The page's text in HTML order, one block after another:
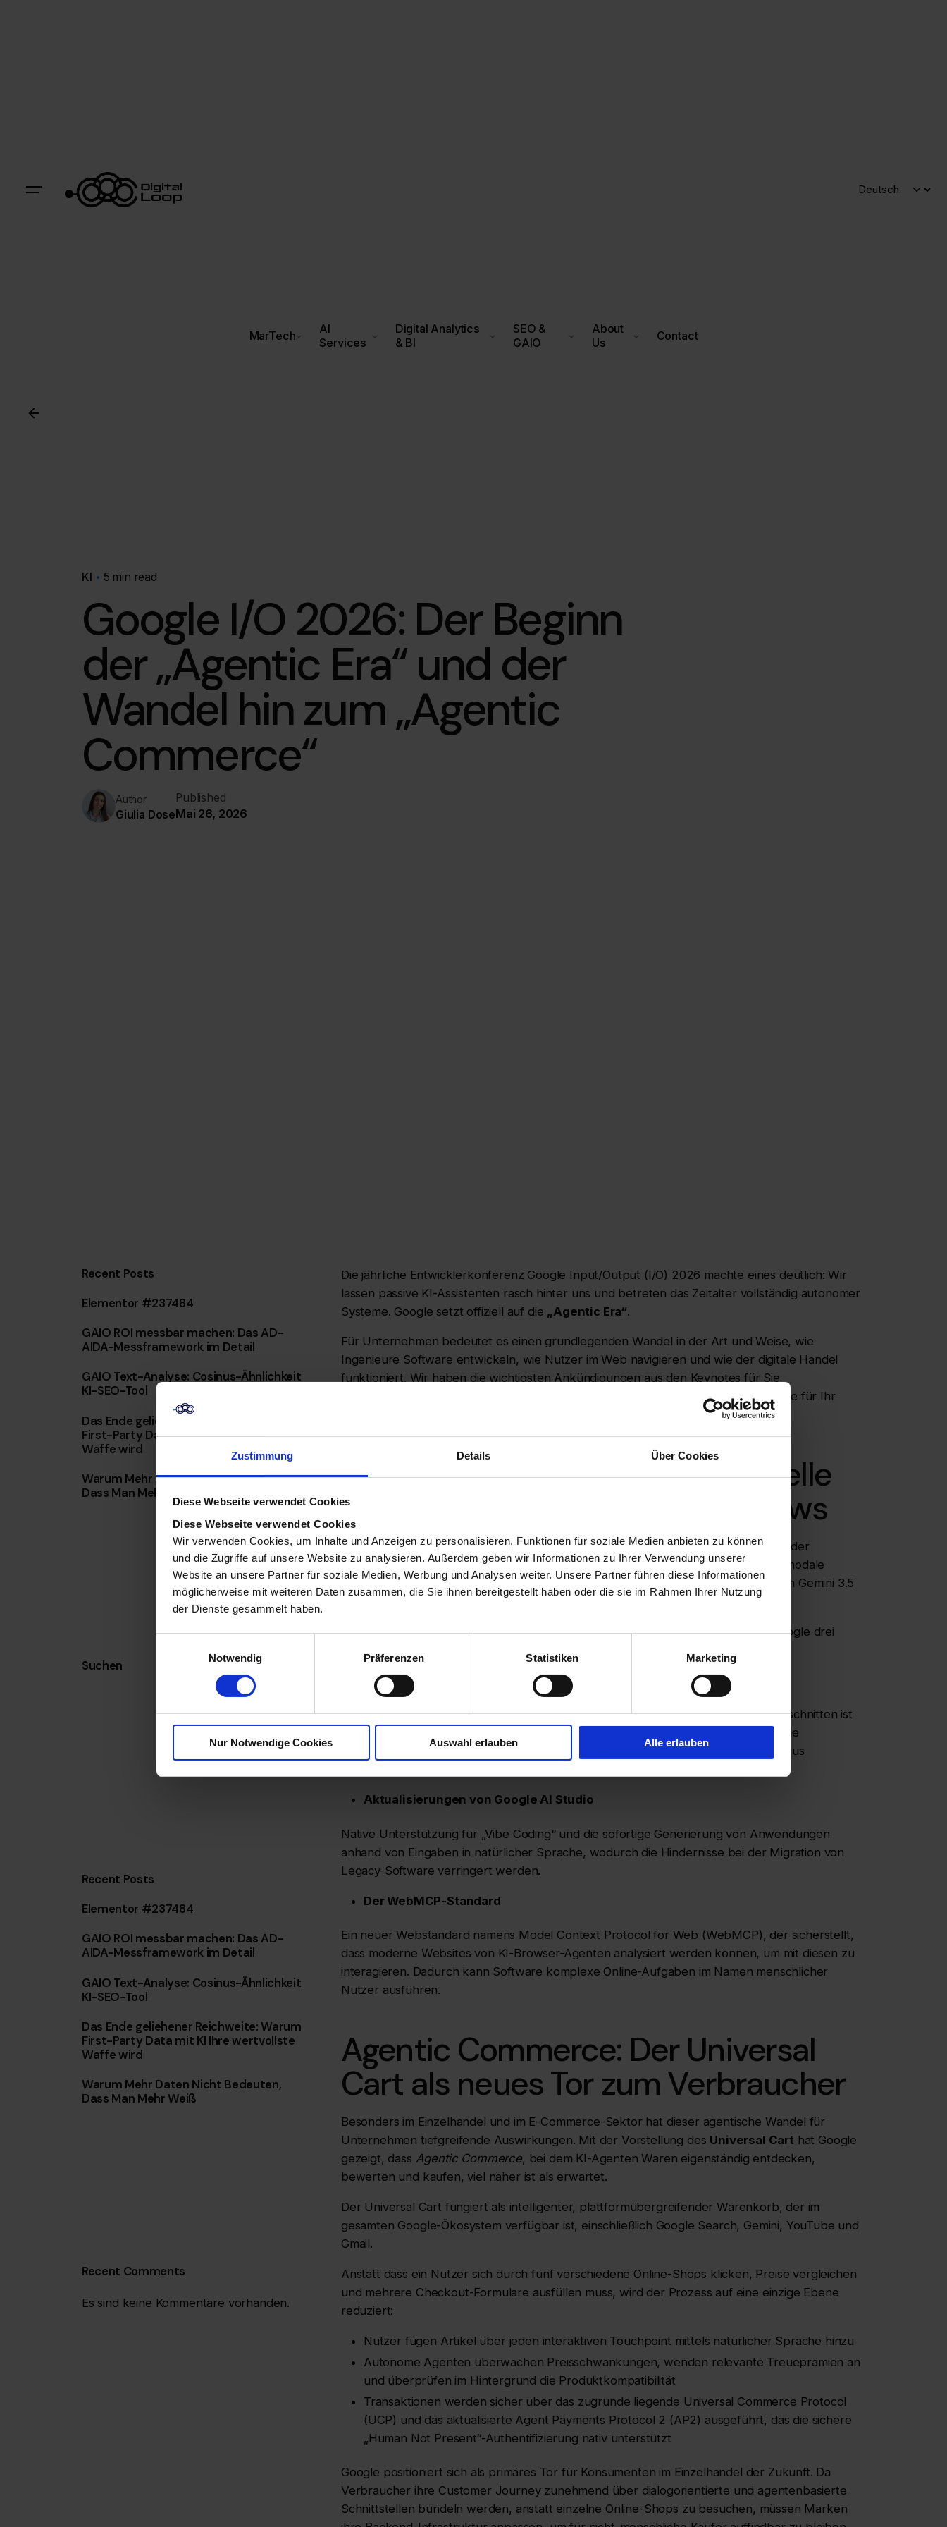
Zustimmung Details Über Cookies
Diese Webseite verwendet Cookies
Diese Webseite verwendet Cookies
Wir verwenden Cookies, um Inhalte und Anzeigen zu personalisieren, Funktionen für soziale Medien anbieten zu können
und die Zugriffe auf unsere Website zu analysieren. Außerdem geben wir Informationen zu Ihrer Verwendung unserer
Website an unsere Partner für soziale Medien, Werbung und Analysen weiter. Unsere Partner führen diese Informationen
möglicherweise mit weiteren Daten zusammen, die Sie ihnen bereitgestellt haben oder die sie im Rahmen Ihrer Nutzung
der Dienste gesammelt haben.
g
w
h
Notwendig Präferenzen Statistiken Marketing
Nur Notwendige Cookies Auswahl erlauben Alle erlauben
MarTech
AI
Services
Digital Analytics
& BI
SEO &
GAIO
About
Us
Contact
KI 5 min read
Google I/O 2026: Der Beginn
der „Agentic Era“ und der
Wandel hin zum „Agentic
Commerce“
Author
Giulia Dose
Published
Mai 26, 2026
Recent Posts
Elementor #237484
GAIO ROI messbar machen: Das AD-
AIDA-Messframework im Detail
GAIO Text-Analyse: Cosinus-Ähnlichkeit
KI-SEO-Tool
Das Ende geliehener Reichweite: Warum
First-Party Data mit KI Ihre wertvollste
Waffe wird
Warum Mehr Daten Nicht Bedeuten,
Dass Man Mehr Weiß
Suchen
Suchen
Recent Posts
Elementor #237484
GAIO ROI messbar machen: Das AD-
AIDA-Messframework im Detail
GAIO Text-Analyse: Cosinus-Ähnlichkeit
KI-SEO-Tool
Das Ende geliehener Reichweite: Warum
First-Party Data mit KI Ihre wertvollste
Waffe wird
Warum Mehr Daten Nicht Bedeuten,
Dass Man Mehr Weiß
Recent Comments
Es sind keine Kommentare vorhanden.
Die jährliche Entwicklerkonferenz Google Input/Output (I/O) 2026 machte eines deutlich: Wir
lassen passive KI-Assistenten rasch hinter uns und betreten das Zeitalter vollständig autonomer
Systeme. Google setzt offiziell auf die „Agentic Era“.
Für Unternehmen bedeutet es einen grundlegenden Wandel in der Art und Weise, wie
Ingenieure Software entwickeln, wie Nutzer im Web navigieren und wie der digitale Handel
funktioniert. Wir haben die wichtigsten Ankündigungen aus den Keynotes für Sie
zusammengefasst, damit Sie besser verstehen, was diese technologischen Sprünge für Ihr
Die technische Grundlage: Modelle
und Tools für autonome Workflows
Im Mittelpunkt der technischen Neuerungen von Google stehen die Einführungen der
ModellfamilienGemini OmniundGemini 3.5. Während Gemini Omni für das multimodale
Schlussfolgern bei Text-, Audio- und Videoeingaben zuständig ist, konzentriert sich Gemini 3.5
auf komplexe, mehrstufige autonome Workflows.
Zur Entwicklung von Agenten und der für sie erforderlichen Infrastruktur, hat Google drei
Google Antigravity 2.0
Eine spezielle Desktop-Anwendung, die auf die Orchestrierung von Agenten zugeschnitten ist
und es Entwicklungsteams ermöglicht, maßgeschneiderte KI-Agenten über einfache
Markdown-Dateien direkt in CI/CD-Pipelines (Continuous Integration und Continuous
Aktualisierungen von Google AI Studio
Native Unterstützung für „Vibe Coding“ und die sofortige Generierung von Anwendungen
anhand von Eingaben in natürlicher Sprache, wodurch die Hindernisse bei der Migration von
Legacy-Software verringert werden.
Der WebMCP-Standard
Ein neuer Webstandard namens Model Context Protocol for Web (WebMCP), der sicherstellt,
dass moderne Websites von KI-Browser-Agenten analysiert werden können, um mit diesen zu
interagieren. Dadurch kann Software komplexe Online-Aufgaben im Namen menschlicher
Nutzer ausführen.
Agentic Commerce: Der Universal
Cart als neues Tor zum Verbraucher
Besonders im Einzelhandel und im E-Commerce-Sektor hat dieser agentische Wandel für
Unternehmen tiefgreifende Auswirkungen. Mit der Vorstellung des Universal Cart hat Google
gezeigt, dass Agentic Commerce, bei dem KI-Agenten Waren eigenständig entdecken,
bewerten und kaufen, viel näher ist als erwartet.
Der Universal Cart fungiert als intelligenter, plattformübergreifender Warenkorb, der im
gesamten Google-Ökosystem verfügbar ist, einschließlich Google Search, Gemini, YouTube und
Gmail.
Anstatt dass ein Nutzer sich durch fünf verschiedene Online-Shops klicken, Preise vergleichen
und mehrere Checkout-Formulare ausfüllen muss, wird der Prozess auf eine einzige Ebene
reduziert:
Nutzer fügen Artikel über jeden interaktiven Touchpoint mittels natürlicher Sprache hinzu
Autonome Agenten überwachen Preisschwankungen, wenden relevante Treueprämien an
und überprüfen im Hintergrund die Produktkompatibilität
Transaktionen werden sicher über das zugrunde liegende Universal Commerce Protocol
(UCP) und das aktualisierte Agent Payments Protocol 2 (AP2) ausgeführt, das die sichere
„Human Not Present“-Authentifizierung nativ unterstützt
Google positioniert sich als primäres Tor für Konsumenten im Einzelhandel der Zukunft. Da
Verbraucher ihre Customer Journey zunehmend über dialogorientierte und agentenbasierte
Schnittstellen bündeln werden, anstatt einzelne Online-Shops zu besuchen, müssen Marken